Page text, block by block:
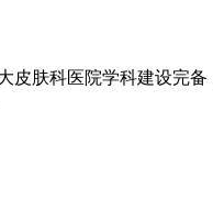
肤科医院学科建设完